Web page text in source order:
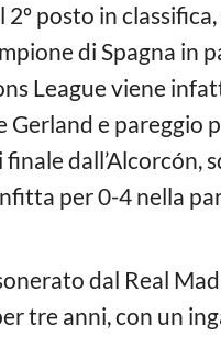
2º posto in
di Spagna in
League viene
e pareggio
finale
per 0-4 nella
dal Real
tre anni, con un